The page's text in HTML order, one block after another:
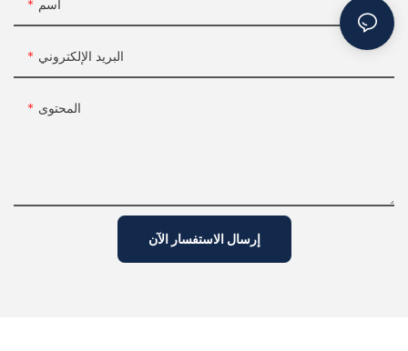
اسم
البريد الإلكتروني
المحتوى
إرسال الاستفسار الآن